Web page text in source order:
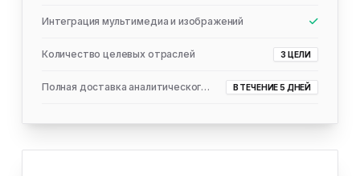
Интеграция мультимедиа и изображений
Количество целевых отраслей 3 ЦЕЛИ
Полная доставка аналитического отчета В ТЕЧЕНИЕ 5 ДНЕЙ